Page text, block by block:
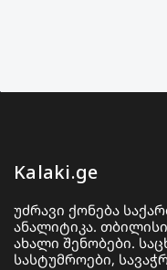
Kalaki.ge
უძრავი ქონება
ანალიტიკა.
ახალი შენობები.
სასტუმროები,